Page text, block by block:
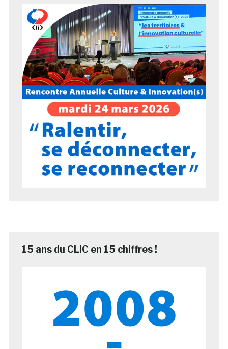
15 ans du CLIC en 15 chiffres !